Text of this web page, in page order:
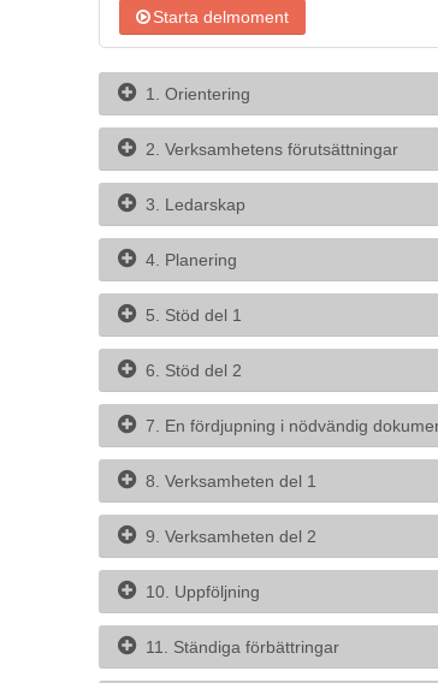
Starta delmoment
1. Orientering
2. Verksamhetens förutsättningar
3. Ledarskap
4. Planering
5. Stöd del 1
6. Stöd del 2
7. En fördjupning i nödvändig
8. Verksamheten del 1
9. Verksamheten del 2
10. Uppföljning
11. Ständiga förbättringar